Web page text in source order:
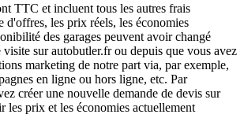
TTC et incluent tous les autres frais
d'offres, les prix réels, les économies
des garages peuvent avoir changé
sur autobutler.fr ou depuis que vous avez
marketing de notre part via, par exemple,
en ligne ou hors ligne, etc. Par
créer une nouvelle demande de devis sur
les prix et les économies actuellement